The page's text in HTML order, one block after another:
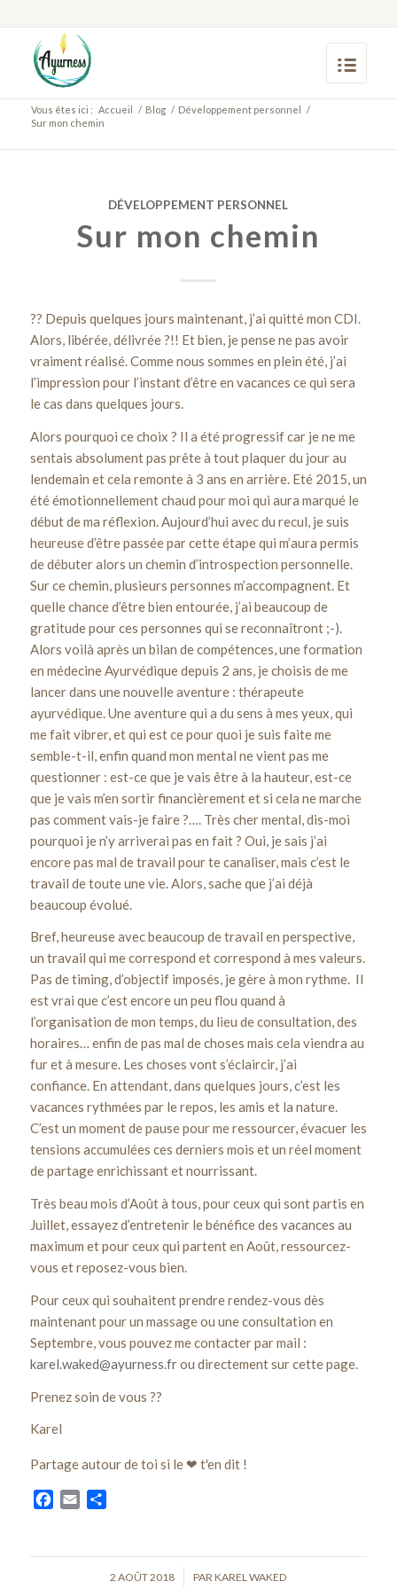
Vous êtes ici : Accueil / Blog / Développement personnel /
Sur mon chemin
DÉVELOPPEMENT PERSONNEL
Sur mon chemin
?? Depuis quelques jours maintenant, j’ai quitté mon CDI.
Alors, libérée, délivrée ?!! Et bien, je pense ne pas avoir
vraiment réalisé. Comme nous sommes en plein été, j’ai
l’impression pour l’instant d’être en vacances ce qui sera
le cas dans quelques jours.
Alors pourquoi ce choix ? Il a été progressif car je ne me
sentais absolument pas prête à tout plaquer du jour au
lendemain et cela remonte à 3 ans en arrière. Eté 2015, un
été émotionnellement chaud pour moi qui aura marqué le
début de ma réflexion. Aujourd’hui avec du recul, je suis
heureuse d’être passée par cette étape qui m’aura permis
de débuter alors un chemin d’introspection personnelle.
Sur ce chemin, plusieurs personnes m’accompagnent. Et
quelle chance d’être bien entourée, j’ai beaucoup de
gratitude pour ces personnes qui se reconnaîtront ;-).
Alors voilà après un bilan de compétences, une formation
en médecine Ayurvédique depuis 2 ans, je choisis de me
lancer dans une nouvelle aventure : thérapeute
ayurvédique. Une aventure qui a du sens à mes yeux, qui
me fait vibrer, et qui est ce pour quoi je suis faite me
semble-t-il, enfin quand mon mental ne vient pas me
questionner : est-ce que je vais être à la hauteur, est-ce
que je vais m’en sortir financièrement et si cela ne marche
pas comment vais-je faire ?…. Très cher mental, dis-moi
pourquoi je n’y arriverai pas en fait ? Oui, je sais j’ai
encore pas mal de travail pour te canaliser, mais c’est le
travail de toute une vie. Alors, sache que j’ai déjà
beaucoup évolué.
Bref, heureuse avec beaucoup de travail en perspective,
un travail qui me correspond et correspond à mes valeurs.
Pas de timing, d’objectif imposés, je gère à mon rythme. Il
est vrai que c’est encore un peu flou quand à
l’organisation de mon temps, du lieu de consultation, des
horaires… enfin de pas mal de choses mais cela viendra au
fur et à mesure. Les choses vont s’éclaircir, j’ai
confiance. En attendant, dans quelques jours, c’est les
vacances rythmées par le repos, les amis et la nature.
C’est un moment de pause pour me ressourcer, évacuer les
tensions accumulées ces derniers mois et un réel moment
de partage enrichissant et nourrissant.
Très beau mois d’Août à tous, pour ceux qui sont partis en
Juillet, essayez d’entretenir le bénéfice des vacances au
maximum et pour ceux qui partent en Août, ressourcez-
vous et reposez-vous bien.
Pour ceux qui souhaitent prendre rendez-vous dès
maintenant pour un massage ou une consultation en
Septembre, vous pouvez me contacter par mail :
karel.waked@ayurness.frou directement sur cette page.
Prenez soin de vous ??
Karel
Partage autour de toi si le ❤ t'en dit !
Facebook
Email
2 AOÛT 2018
/ PAR KAREL WAKED